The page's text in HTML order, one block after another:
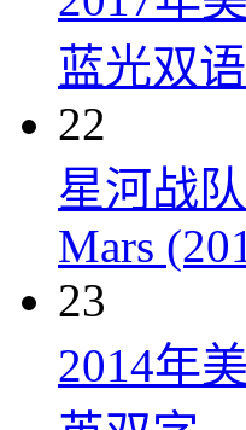
蓝光双
22
星河战
Mars
23
2014年